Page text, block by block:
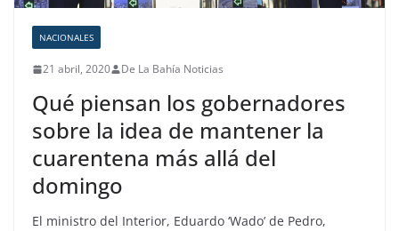
NACIONALES
21 abril, 2020 De La Bahía Noticias
Qué piensan los gobernadores
sobre la idea de mantener la
cuarentena más allá del
domingo
El ministro del Interior, Eduardo ‘Wado’ de Pedro,